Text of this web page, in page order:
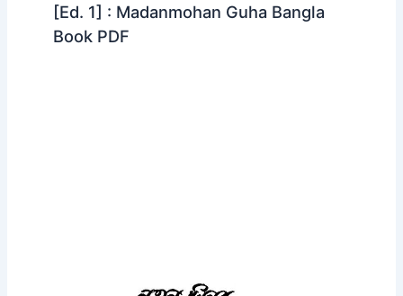
[Ed. 1] : Madanmohan Guha Bangla
Book PDF